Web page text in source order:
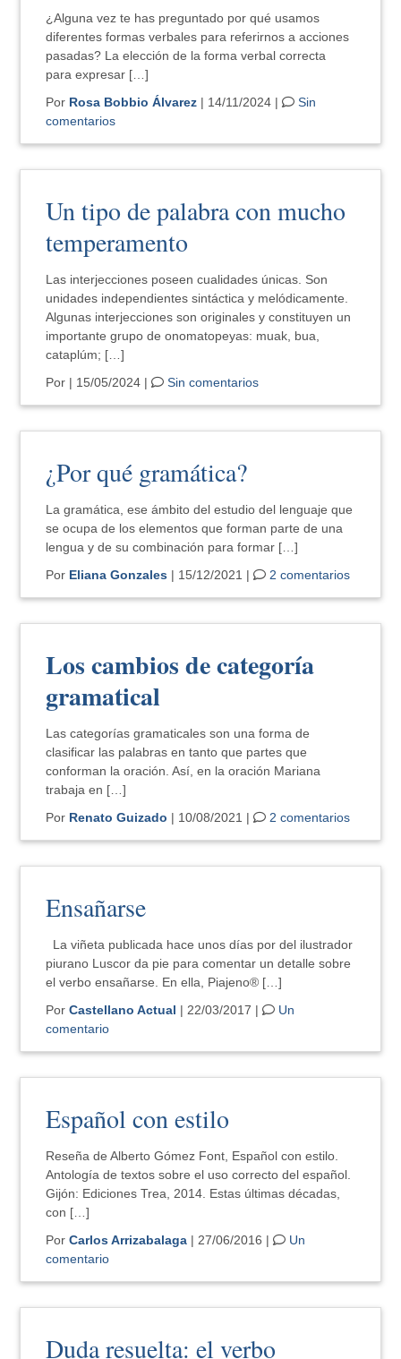
¿Alguna vez te has preguntado por qué usamos
diferentes formas verbales para referirnos a acciones
pasadas? La elección de la forma verbal correcta
para expresar […]
Por Rosa Bobbio Álvarez | 14/11/2024 |
Sin
comentarios
Un tipo de palabra con mucho
temperamento
Las interjecciones poseen cualidades únicas. Son
unidades independientes sintáctica y melódicamente.
Algunas interjecciones son originales y constituyen un
importante grupo de onomatopeyas: muak, bua,
cataplúm; […]
Por | 15/05/2024 | Sin comentarios
¿Por qué gramática?
La gramática, ese ámbito del estudio del lenguaje que
se ocupa de los elementos que forman parte de una
lengua y de su combinación para formar […]
Por Eliana Gonzales | 15/12/2021 | 2 comentarios
Los cambios de categoría
gramatical
Las categorías gramaticales son una forma de
clasificar las palabras en tanto que partes que
conforman la oración. Así, en la oración Mariana
trabaja en […]
Por Renato Guizado | 10/08/2021 | 2 comentarios
Ensañarse
La viñeta publicada hace unos días por del ilustrador
piurano Luscor da pie para comentar un detalle sobre
el verbo ensañarse. En ella, Piajeno® […]
PorCastellano Actual | 22/03/2017 |
Un
comentario
Español con estilo
Reseña de Alberto Gómez Font, Español con estilo.
Antología de textos sobre el uso correcto del español.
Gijón: Ediciones Trea, 2014. Estas últimas décadas,
con […]
PorCarlos Arrizabalaga | 27/06/2016 |
Un
comentario
Duda resuelta: el verbo